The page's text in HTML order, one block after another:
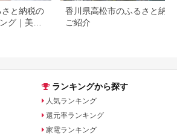
さと納税の
グ｜美容
香川県高松市のふるさと納税
ご紹介
ランキングから探す
人気ランキング
還元率ランキング
家電ランキング